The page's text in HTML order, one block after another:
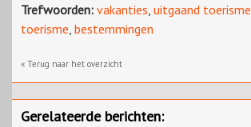
Trefwoorden: vakanties, uitgaand toerisme
toerisme, bestemmingen
« Terug naar het overzicht
Gerelateerde berichten: